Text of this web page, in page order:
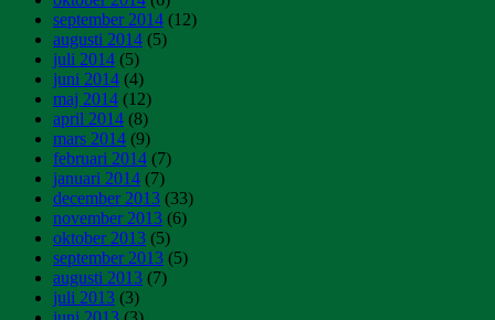
september 2014 (12)
augusti 2014 (5)
juli 2014 (5)
juni 2014 (4)
maj 2014 (12)
april 2014 (8)
mars 2014 (9)
februari 2014 (7)
januari 2014 (7)
december 2013 (33)
november 2013 (6)
oktober 2013 (5)
september 2013 (5)
augusti 2013 (7)
juli 2013 (3)